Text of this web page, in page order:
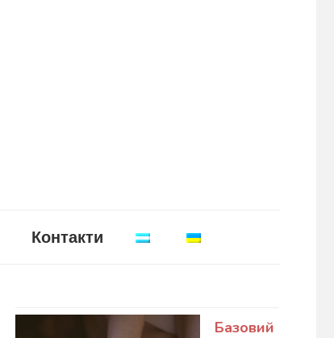
Контакти
Базовий